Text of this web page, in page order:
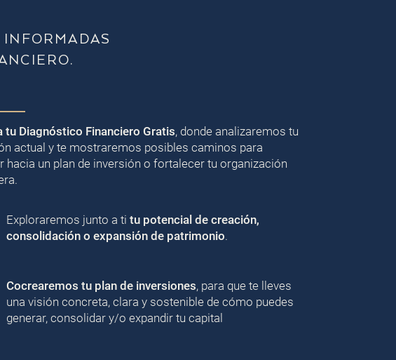
tu Diagnóstico Financiero Gratis, donde analizaremos tu
actual y te mostraremos posibles caminos para
hacia un plan de inversión o fortalecer tu organización
Exploraremos junto a titu potencial de creación,
consolidación o expansión de patrimonio.
Cocrearemos tu plan de inversiones, para que te lleves
una visión concreta, clara y sostenible de cómo puedes
generar, consolidar y/o expandir tu capital